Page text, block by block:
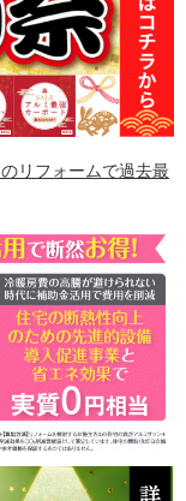
リフォームで過去最